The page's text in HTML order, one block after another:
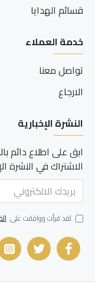
قسائم الهدايا
خدمة العملاء
تواصل معنا
الارجاع
النشرة الإخبارية
ابق على اطلاع دائم
الاشتراك في النشرة
لقد قرأت ووافقت على